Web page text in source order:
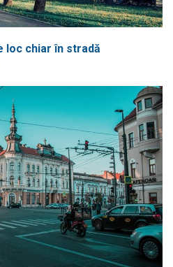
loc chiar în stradă